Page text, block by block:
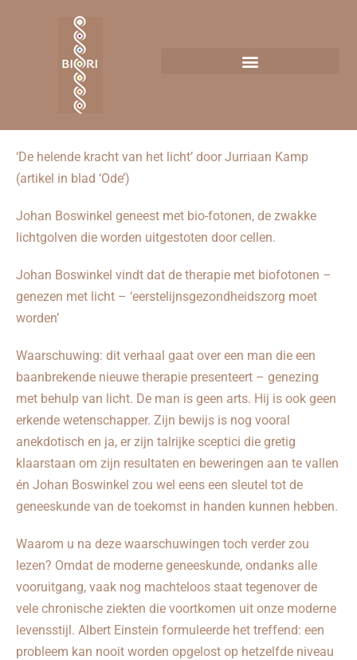
‘De helende kracht van het licht’ door Jurriaan Kamp
(artikel in blad ‘Ode’)
Johan Boswinkel geneest met bio-fotonen, de zwakke
lichtgolven die worden uitgestoten door cellen.
Johan Boswinkel vindt dat de therapie met biofotonen –
genezen met licht – ‘eerstelijnsgezondheidszorg moet
worden’
Waarschuwing: dit verhaal gaat over een man die een
baanbrekende nieuwe therapie presenteert – genezing
met behulp van licht. De man is geen arts. Hij is ook geen
erkende wetenschapper. Zijn bewijs is nog vooral
anekdotisch en ja, er zijn talrijke sceptici die gretig
klaarstaan om zijn resultaten en beweringen aan te vallen
én Johan Boswinkel zou wel eens een sleutel tot de
geneeskunde van de toekomst in handen kunnen hebben.
Waarom u na deze waarschuwingen toch verder zou
lezen? Omdat de moderne geneeskunde, ondanks alle
vooruitgang, vaak nog machteloos staat tegenover de
vele chronische ziekten die voortkomen uit onze moderne
levensstijl. Albert Einstein formuleerde het treffend: een
probleem kan nooit worden opgelost op hetzelfde niveau